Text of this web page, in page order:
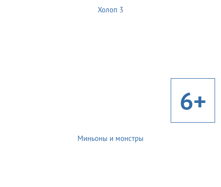
Холоп 3
6+
Миньоны и монстры